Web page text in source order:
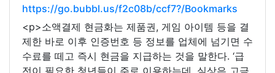
https://go.bubbl.us/f2c08b/ccf7?/Bookmarks
<p>소액결제 현금화는 제품권, 게임 아이템 등을 결
제한 바로 이후 인증번호 등 정보를 업체에 넘기면 수
수료를 떼고 즉시 현금을 지급하는 것을 말한다. ‘급
전이 필요한 청년들이 주로 이용하는데, 실상은 고금